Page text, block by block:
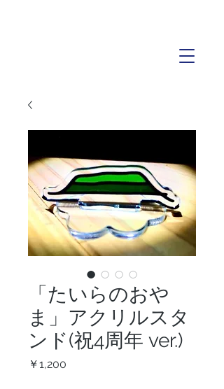
「たいらのおや
ま」アクリルスタ
ンド(祝4周年 ver.)
￥1,200